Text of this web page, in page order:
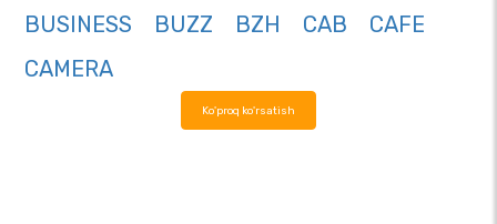
BUSINESS
BUZZ BZH CAB
CAFE
CAMERA
Ko'proq ko'rsatish